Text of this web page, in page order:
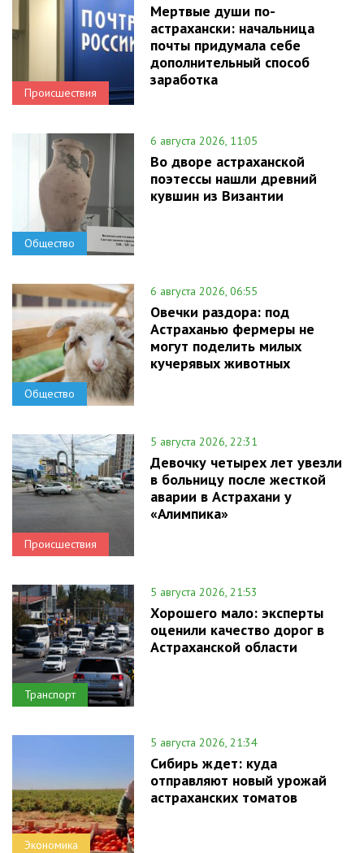
Происшествия
Мертвые души по-
астрахански: начальница
почты придумала себе
дополнительный способ
заработка
Общество
6 августа 2026, 11:05
Во дворе астраханской
поэтессы нашли древний
кувшин из Византии
Общество
6 августа 2026, 06:55
Овечки раздора: под
Астраханью фермеры не
могут поделить милых
кучерявых животных
Происшествия
5 августа 2026, 22:31
Девочку четырех лет увезли
в больницу после жесткой
аварии в Астрахани у
«Алимпика»
Транспорт
5 августа 2026, 21:53
Хорошего мало: эксперты
оценили качество дорог в
Астраханской области
Экономика
5 августа 2026, 21:34
Сибирь ждет: куда
отправляют новый урожай
астраханских томатов